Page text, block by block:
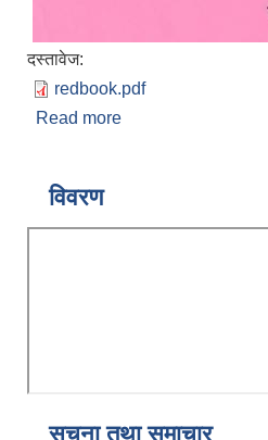
दस्तावेज:
redbook.pdf
Read more
विवरण
सूचना तथा समाचार